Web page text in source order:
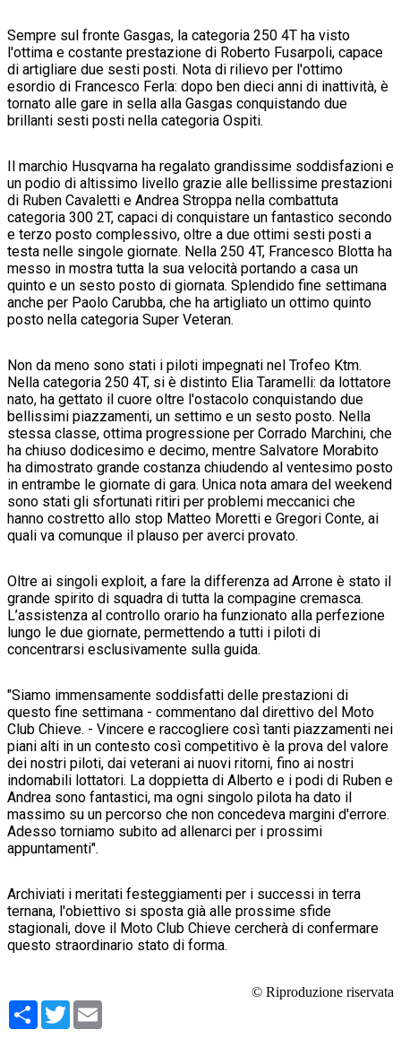
Sempre sul fronte Gasgas, la categoria 250 4T ha visto
l'ottima e costante prestazione di Roberto Fusarpoli, capace
di artigliare due sesti posti. Nota di rilievo per l'ottimo
esordio di Francesco Ferla: dopo ben dieci anni di inattività, è
tornato alle gare in sella alla Gasgas conquistando due
brillanti sesti posti nella categoria Ospiti.
Il marchio Husqvarna ha regalato grandissime soddisfazioni e
un podio di altissimo livello grazie alle bellissime prestazioni
di Ruben Cavaletti e Andrea Stroppa nella combattuta
categoria 300 2T, capaci di conquistare un fantastico secondo
e terzo posto complessivo, oltre a due ottimi sesti posti a
testa nelle singole giornate. Nella 250 4T, Francesco Blotta ha
messo in mostra tutta la sua velocità portando a casa un
quinto e un sesto posto di giornata. Splendido fine settimana
anche per Paolo Carubba, che ha artigliato un ottimo quinto
posto nella categoria Super Veteran.
Non da meno sono stati i piloti impegnati nel Trofeo Ktm.
Nella categoria 250 4T, si è distinto Elia Taramelli: da lottatore
nato, ha gettato il cuore oltre l'ostacolo conquistando due
bellissimi piazzamenti, un settimo e un sesto posto. Nella
stessa classe, ottima progressione per Corrado Marchini, che
ha chiuso dodicesimo e decimo, mentre Salvatore Morabito
ha dimostrato grande costanza chiudendo al ventesimo posto
in entrambe le giornate di gara. Unica nota amara del weekend
sono stati gli sfortunati ritiri per problemi meccanici che
hanno costretto allo stop Matteo Moretti e Gregori Conte, ai
quali va comunque il plauso per averci provato.
Oltre ai singoli exploit, a fare la differenza ad Arrone è stato il
grande spirito di squadra di tutta la compagine cremasca.
L’assistenza al controllo orario ha funzionato alla perfezione
lungo le due giornate, permettendo a tutti i piloti di
concentrarsi esclusivamente sulla guida.
"Siamo immensamente soddisfatti delle prestazioni di
questo fine settimana - commentano dal direttivo del Moto
Club Chieve. - Vincere e raccogliere così tanti piazzamenti nei
piani alti in un contesto così competitivo è la prova del valore
dei nostri piloti, dai veterani ai nuovi ritorni, fino ai nostri
indomabili lottatori. La doppietta di Alberto e i podi di Ruben e
Andrea sono fantastici, ma ogni singolo pilota ha dato il
massimo su un percorso che non concedeva margini d'errore.
Adesso torniamo subito ad allenarci per i prossimi
appuntamenti".
Archiviati i meritati festeggiamenti per i successi in terra
ternana, l'obiettivo si sposta già alle prossime sfide
stagionali, dove il Moto Club Chieve cercherà di confermare
questo straordinario stato di forma.
© Riproduzione riservata
Condividi
Twitter